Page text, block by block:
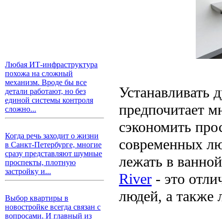
Любая ИТ-инфраструктура
похожа на сложный
механизм. Вроде бы все
детали работают, но без
единой системы контроля
сложно...
Когда речь заходит о жизни
в Санкт-Петербурге, многие
сразу представляют шумные
проспекты, плотную
застройку и...
Выбор квартиры в
новостройке всегда связан с
вопросами. И главный из
Устанавливать
предпочитает
сэкономить
современных
лежать в
River - это
людей, а также